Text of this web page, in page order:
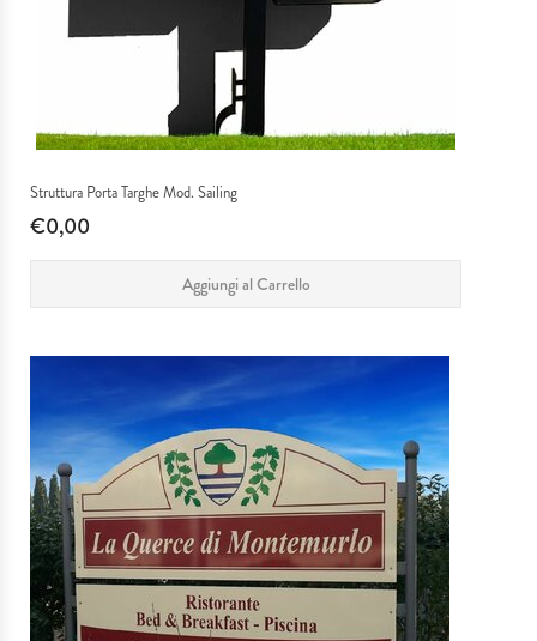
Struttura Porta Targhe Mod. Sailing
€0,00
Aggiungi al Carrello